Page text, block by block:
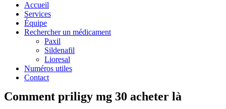
Accueil
Services
Équipe
Rechercher un médicament
Paxil
Sildenafil
Lioresal
Numéros utiles
Contact
Comment priligy mg 30 acheter là